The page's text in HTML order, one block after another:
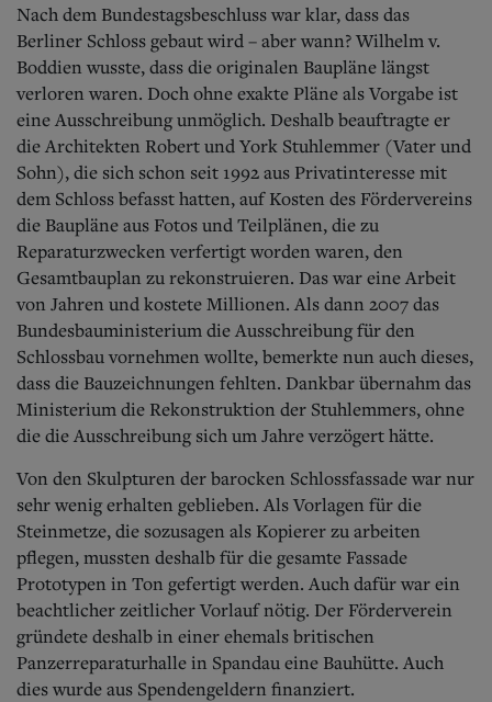
Nach dem Bundestagsbeschluss war klar, dass das
Berliner Schloss gebaut wird – aber wann? Wilhelm v.
Boddien wusste, dass die originalen Baupläne längst
verloren waren. Doch ohne exakte Pläne als Vorgabe ist
eine Ausschreibung unmöglich. Deshalb beauftragte er
die Architekten Robert und York Stuhlemmer (Vater und
Sohn), die sich schon seit 1992 aus Privatinteresse mit
dem Schloss befasst hatten, auf Kosten des Fördervereins
die Baupläne aus Fotos und Teilplänen, die zu
Reparaturzwecken verfertigt worden waren, den
Gesamtbauplan zu rekonstruieren. Das war eine Arbeit
von Jahren und kostete Millionen. Als dann 2007 das
Bundesbauministerium die Ausschreibung für den
Schlossbau vornehmen wollte, bemerkte nun auch dieses,
dass die Bauzeichnungen fehlten. Dankbar übernahm das
Ministerium die Rekonstruktion der Stuhlemmers, ohne
die die Ausschreibung sich um Jahre verzögert hätte.
Von den Skulpturen der barocken Schlossfassade war nur
sehr wenig erhalten geblieben. Als Vorlagen für die
Steinmetze, die sozusagen als Kopierer zu arbeiten
pflegen, mussten deshalb für die gesamte Fassade
Prototypen in Ton gefertigt werden. Auch dafür war ein
beachtlicher zeitlicher Vorlauf nötig. Der Förderverein
gründete deshalb in einer ehemals britischen
Panzerreparaturhalle in Spandau eine Bauhütte. Auch
dies wurde aus Spendengeldern finanziert.